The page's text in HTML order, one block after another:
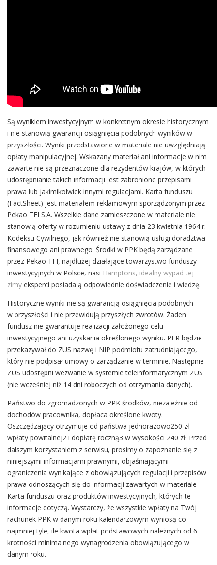
Są wynikiem inwestycyjnym w konkretnym okresie historycznym
i nie stanowią gwarancji osiągnięcia podobnych wyników w
przyszłości. Wyniki przedstawione w materiale nie uwzględniają
opłaty manipulacyjnej. Wskazany materiał ani informacje w nim
zawarte nie są przeznaczone dla rezydentów krajów, w których
udostępnianie takich informacji jest zabronione przepisami
prawa lub jakimikolwiek innymi regulacjami. Karta funduszu
(FactSheet) jest materiałem reklamowym sporządzonym przez
Pekao TFI S.A. Wszelkie dane zamieszczone w materiale nie
stanowią oferty w rozumieniu ustawy z dnia 23 kwietnia 1964 r.
Kodeksu Cywilnego, jak również nie stanowią usługi doradztwa
finansowego ani prawnego. Środki w PPK będą zarządzane
przez Pekao TFI, najdłużej działające towarzystwo funduszy
inwestycyjnych w Polsce, nasi Hamptons, idealny wypad tej
zimy eksperci posiadają odpowiednie doświadczenie i wiedzę.
Historyczne wyniki nie są gwarancją osiągnięcia podobnych
w przyszłości i nie przewidują przyszłych zwrotów. Żaden
fundusz nie gwarantuje realizacji założonego celu
inwestycyjnego ani uzyskania określonego wyniku. PFR będzie
przekazywał do ZUS nazwę i NIP podmiotu zatrudniającego,
który nie podpisał umowy o zarządzanie w terminie. Następnie
ZUS udostępni wezwanie w systemie teleinformatycznym ZUS
(nie wcześniej niż 14 dni roboczych od otrzymania danych).
Państwo do zgromadzonych w PPK środków, niezależnie od
dochodów pracownika, dopłaca określone kwoty.
Oszczędzający otrzymuje od państwa jednorazowo250 zł
wpłaty powitalnej2 i dopłatę roczną3 w wysokości 240 zł. Przed
dalszym korzystaniem z serwisu, prosimy o zapoznanie się z
niniejszymi informacjami prawnymi, objaśniającymi
ograniczenia wynikające z obowiązujących regulacji i przepisów
prawa odnoszących się do informacji zawartych w materiale
Karta funduszu oraz produktów inwestycyjnych, których te
informacje dotyczą. Wystarczy, że wszystkie wpłaty na Twój
rachunek PPK w danym roku kalendarzowym wyniosą co
najmniej tyle, ile kwota wpłat podstawowych należnych od 6-
krotności minimalnego wynagrodzenia obowiązującego w
danym roku.